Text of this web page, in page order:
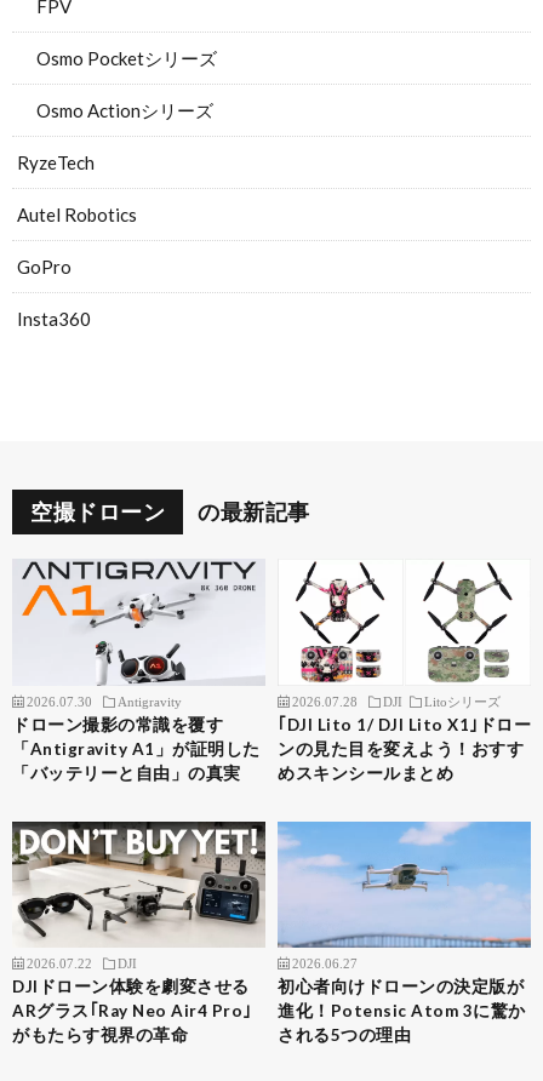
FPV
Osmo Pocketシリーズ
Osmo Actionシリーズ
RyzeTech
Autel Robotics
GoPro
Insta360
空撮ドローン の最新記事
2026.07.30 Antigravity
ドローン撮影の常識を覆す
「Antigravity A1」が証明した
「バッテリーと自由」の真実
2026.07.28 DJI Litoシリーズ
｢DJI Lito 1/ DJI Lito X1｣ドロー
ンの見た目を変えよう！おすす
めスキンシールまとめ
2026.07.22 DJI
DJIドローン体験を劇変させる
ARグラス｢Ray Neo Air4 Pro｣
がもたらす視界の革命
2026.06.27
初心者向けドローンの決定版が
進化！Potensic Atom 3に驚か
される5つの理由